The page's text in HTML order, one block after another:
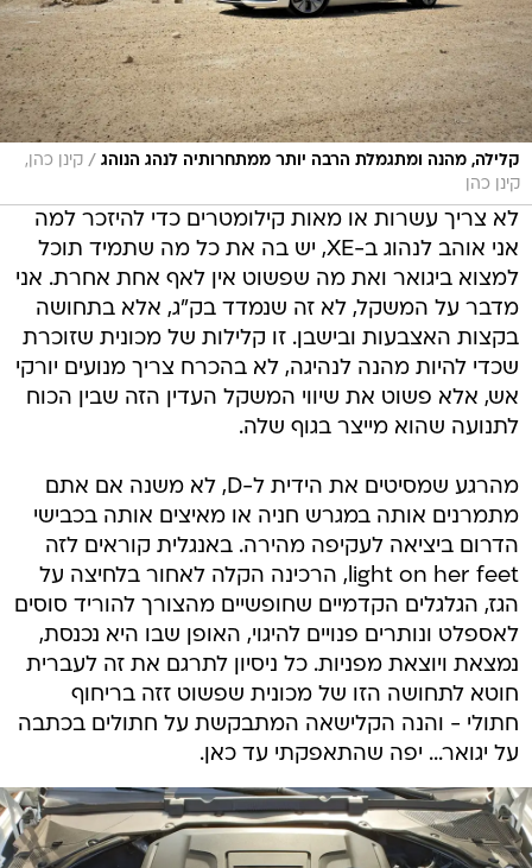
קלילה, מהנה ומתגמלת הרבה יותר ממתחרותיה לנהג הנוהג / קינן כהן,
קינן כהן
לא צריך עשרות או מאות קילומטרים כדי להיזכר למה
אני אוהב לנהוג ב-XE, יש בה את כל מה שתמיד תוכל
למצוא ביגואר ואת מה שפשוט אין לאף אחת אחרת. אני
מדבר על המשקל, לא זה שנמדד בק"ג, אלא בתחושה
בקצות האצבעות ובישבן. זו קלילות של מכונית שזוכרת
שכדי להיות מהנה לנהיגה, לא בהכרח צריך מנועים יורקי
אש, אלא פשוט את שיווי המשקל העדין הזה שבין הכוח
לתנועה שהוא מייצר בגוף שלה.
מהרגע שמסיטים את הידית ל-D, לא משנה אם אתם
מתמרנים אותה במגרש חניה או מאיצים אותה בכבישי
הדרום ביציאה לעקיפה מהירה. באנגלית קוראים לזה
light on her feet, הרכינה הקלה לאחור בלחיצה על
הגז, הגלגלים הקדמיים שחופשיים מהצורך להוריד סוסים
לאספלט ונותרים פנויים להיגוי, האופן שבו היא נכנסת,
נמצאת ויוצאת מפניות. כל ניסיון לתרגם את זה לעברית
חוטא לתחושה הזו של מכונית שפשוט זזה בריחוף
חתולי - והנה הקלישאה המתבקשת על חתולים בכתבה
על יגואר... יפה שהתאפקתי עד כאן.